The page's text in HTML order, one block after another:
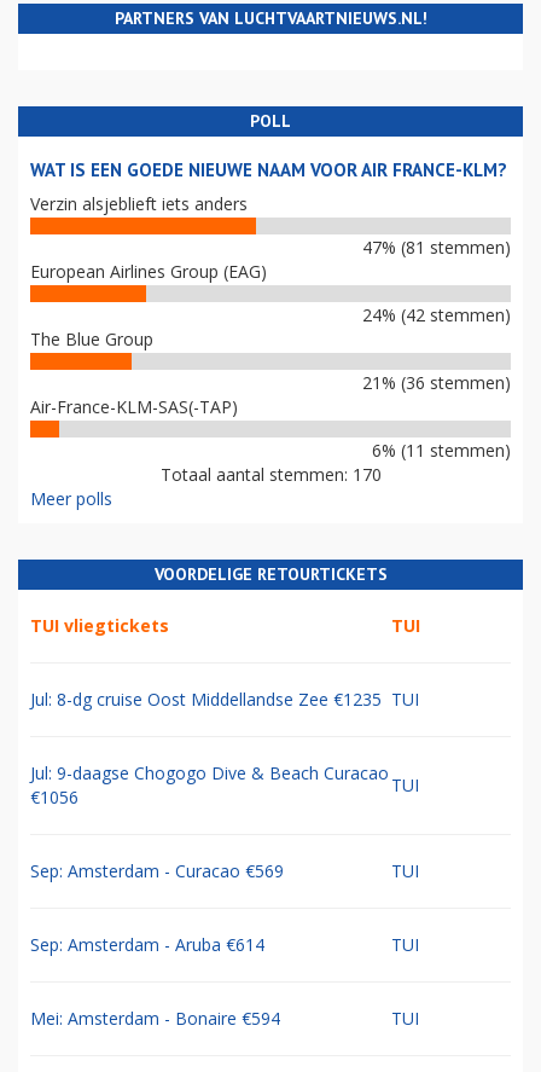
PARTNERS VAN LUCHTVAARTNIEUWS.NL!
POLL
WAT IS EEN GOEDE NIEUWE NAAM VOOR AIR FRANCE-KLM?
Verzin alsjeblieft iets anders
47% (81 stemmen)
European Airlines Group (EAG)
24% (42 stemmen)
The Blue Group
21% (36 stemmen)
Air-France-KLM-SAS(-TAP)
6% (11 stemmen)
Totaal aantal stemmen: 170
Meer polls
VOORDELIGE RETOURTICKETS
TUI vliegtickets TUI
Jul: 8-dg cruise Oost Middellandse Zee €1235 TUI
Jul: 9-daagse Chogogo Dive & Beach Curacao
€1056
TUI
Sep: Amsterdam - Curacao €569 TUI
Sep: Amsterdam - Aruba €614 TUI
Mei: Amsterdam - Bonaire €594 TUI